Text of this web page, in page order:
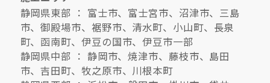
静岡県東部 ： 富士市、富士宮市、沼津市、三島
市、御殿場市、裾野市、清水町、小山町、長泉
町、函南町、伊豆の国市、伊豆市一部
静岡県中部 ： 静岡市、焼津市、藤枝市、島田
市、吉田町、牧之原市、川根本町